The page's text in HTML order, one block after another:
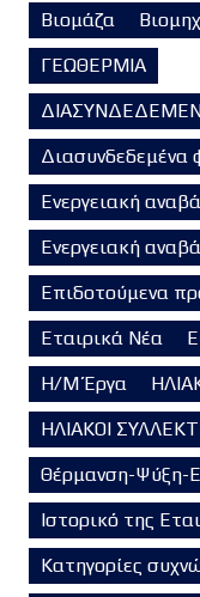
Βιομάζα
ΓΕΩΘΕΡΜΙΑ
Ενεργειακή
Ενεργειακή
Επιδοτούμενα
Εταιρικά Νέα
Η/Μ Έργα
ΗΛΙΑΚΟΙ
Θέρμανση-Ψύξη-
Ιστορικό της
Κατηγορίες